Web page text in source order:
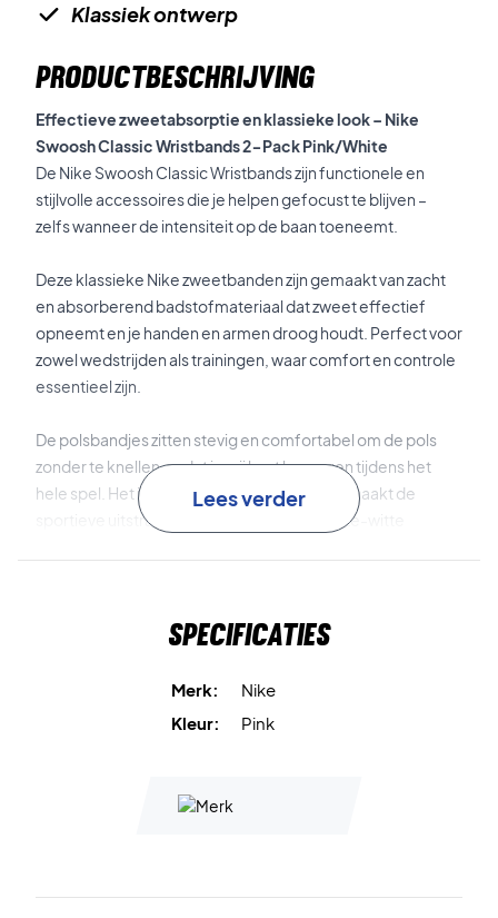
Klassiek ontwerp
PRODUCTBESCHRIJVING
Effectieve zweetabsorptie en klassieke look – Nike
Swoosh Classic Wristbands 2-Pack Pink/White
De Nike Swoosh Classic Wristbands zijn functionele en
stijlvolle accessoires die je helpen gefocust te blijven –
zelfs wanneer de intensiteit op de baan toeneemt.
Deze klassieke Nike zweetbanden zijn gemaakt van zacht
en absorberend badstofmateriaal dat zweet effectief
opneemt en je handen en armen droog houdt. Perfect voor
zowel wedstrijden als trainingen, waar comfort en controle
essentieel zijn.
De polsbandjes zitten stevig en comfortabel om de pols
zonder te knellen, zodat je vrij kunt bewegen tijdens het
hele spel. Het iconische Nike Swoosh-logo maakt de
sportieve uitstraling compleet, terwijl de roze-witte
Wristbands 2-Pack Pink/White
Lees verder
Specificaties
Merk:
Nike
Kleur:
Pink